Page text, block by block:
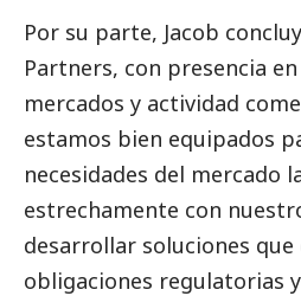
Por su parte, Jacob
Partners, con presencia
mercados y actividad
estamos bien equipados
necesidades del mercado
estrechamente con
desarrollar soluciones que
obligaciones regulatorias